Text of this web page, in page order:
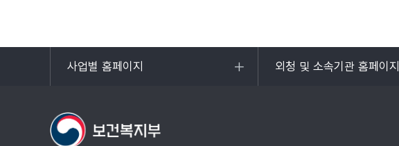
사업별 홈페이지
목록
외청 및 소속기관 홈페이지
목록